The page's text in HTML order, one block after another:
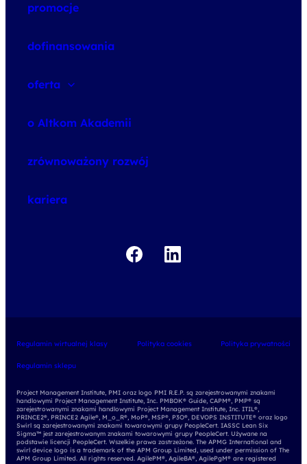
promocje
dofinansowania
oferta
o Altkom Akademii
zrównoważony rozwój
kariera
Regulamin wirtualnej klasy Polityka cookies Polityka prywatności
Regulamin sklepu
Project Management Institute, PMI oraz logo PMI R.E.P. są zarejestrowanymi znakami
handlowymi Project Management Institute, Inc. PMBOK® Guide, CAPM®, PMP® są
zarejestrowanymi znakami handlowymi Project Management Institute, Inc. ITIL®,
PRINCE2®, PRINCE2 Agile®, M_o_R®, MoP®, MSP®, P3O®, DEVOPS INSTITUTE® oraz logo
Swirl są zarejestrowanymi znakami towarowymi grupy PeopleCert. IASSC Lean Six
Sigma™ jest zarejestrowanym znakami towarowymi grupy PeopleCert. Używane na
podstawie licencji PeopleCert. Wszelkie prawa zastrzeżone. The APMG International and
swirl device logo is a trademark of the APM Group Limited, used under permission of The
APM Group Limited. All rights reserved. AgilePM®, AgileBA®, AgilePgM® are registered